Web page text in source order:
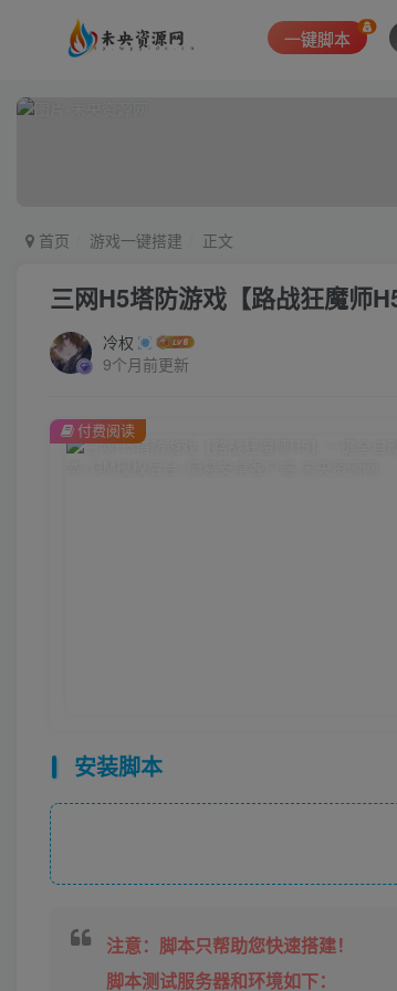
一键脚本
首页 游戏一键搭建 正文
三网H5塔防游戏【路战狂魔师
冷权
9个月前更新
付费阅读
安装脚本
注意：脚本只帮助您快速搭建！
脚本测试服务器和环境如下：